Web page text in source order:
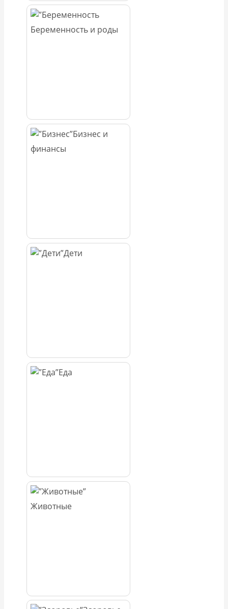
Беременность и роды
Бизнес и
финансы
Дети
Еда
Животные